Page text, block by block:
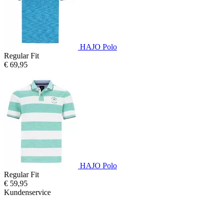
HAJO Polo
Regular Fit
€ 69,95
HAJO Polo
Regular Fit
€ 59,95
Kundenservice